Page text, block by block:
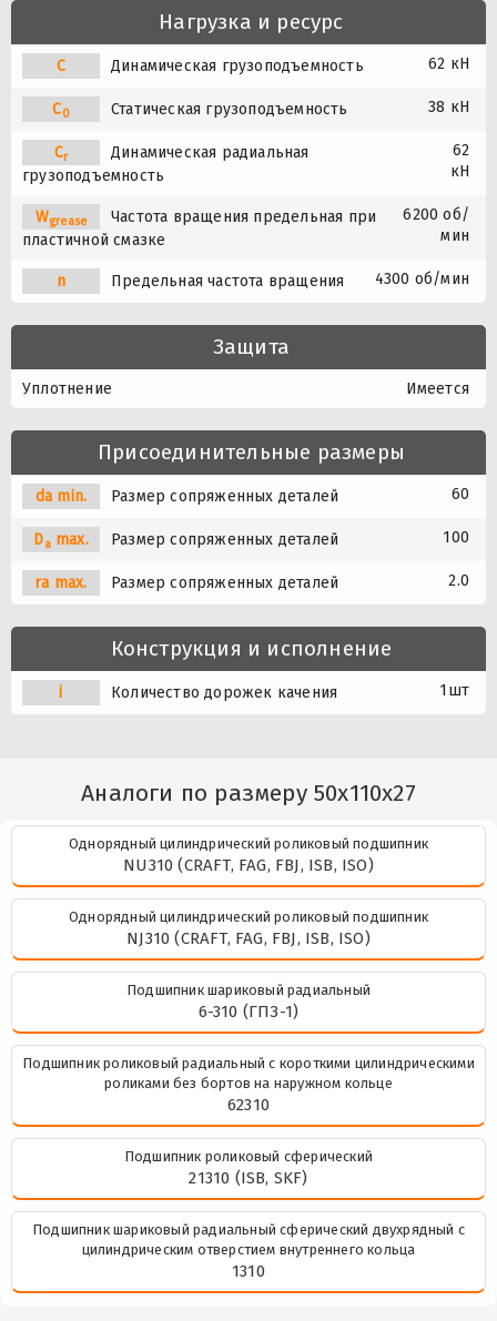
Нагрузка и ресурс
C Динамическая грузоподъемность 62 кН
C0 Статическая грузоподъемность 38 кН
Cr
Динамическая радиальная
грузоподъемность
62
кН
Wgrease
Частота вращения предельная при
пластичной смазке
6200 об/
мин
n Предельная частота вращения 4300 об/мин
Защита
Уплотнение Имеется
Присоединительные размеры
da min. Размер сопряженных деталей 60
Damax. Размер сопряженных деталей 100
ra max. Размер сопряженных деталей 2.0
Конструкция и исполнение
i Количество дорожек качения 1шт
Аналоги по размеру 50x110x27
Однорядный цилиндрический роликовый подшипник
NU310 (CRAFT, FAG, FBJ, ISB, ISO)
Однорядный цилиндрический роликовый подшипник
NJ310 (CRAFT, FAG, FBJ, ISB, ISO)
Подшипник шариковый радиальный
6-310 (ГПЗ-1)
Подшипник роликовый радиальный с короткими цилиндрическими
роликами без бортов на наружном кольце
62310
Подшипник роликовый сферический
21310 (ISB, SKF)
Подшипник шариковый радиальный сферический двухрядный с
цилиндрическим отверстием внутреннего кольца
1310